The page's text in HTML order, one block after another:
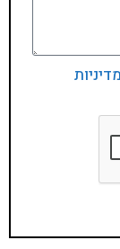
מדיניות